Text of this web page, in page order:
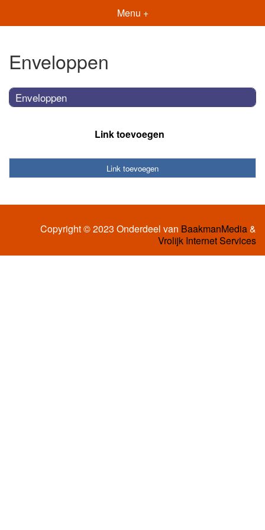
Menu +
Enveloppen
Enveloppen
Link toevoegen
Link toevoegen
Copyright © 2023 Onderdeel van BaakmanMedia&
Vrolijk Internet Services